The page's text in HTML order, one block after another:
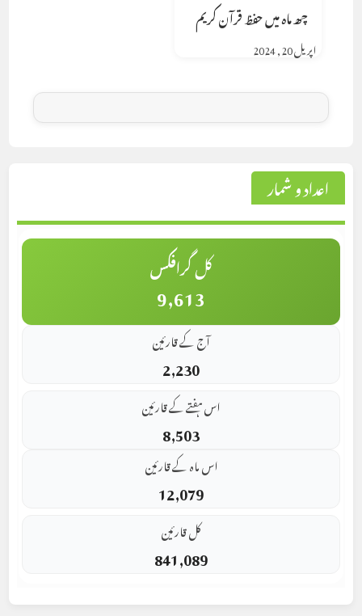
چھ ماہ میں حفظ قرآن کریم
اپریل 20, 2024
اعداد و شمار
کل گرافکس
9,613
آج کے قارئین
2,230
اس ہفتے کے قارئین
8,503
اس ماہ کے قارئین
12,079
کل قارئین
841,089